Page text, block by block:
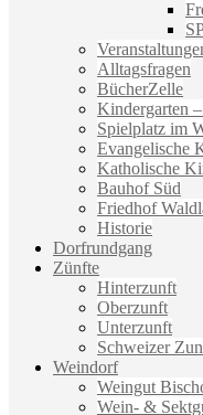
Alltagsfragen
BücherZelle
Kindergarten
Spielplatz im
Evangelische
Katholische
Bauhof Süd
Friedhof
Historie
Dorfrundgang
Zünfte
Hinterzunft
Oberzunft
Unterzunft
Schweizer
Weindorf
Weingut
Wein- &